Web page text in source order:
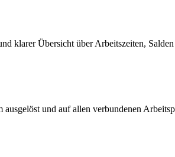
klarer Übersicht über Arbeitszeiten,
und auf allen verbundenen